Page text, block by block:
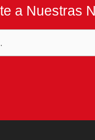
a Nuestras